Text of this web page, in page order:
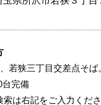
若狭三丁目交差点そば
台完備
は右記をご入力くだ